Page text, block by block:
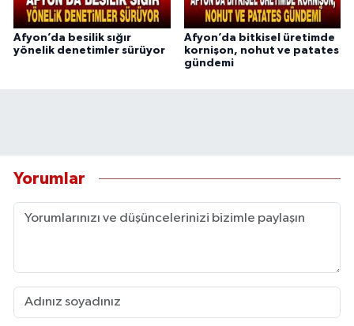
Afyon’da besilik sığır
yönelik denetimler sürüyor
Afyon’da bitkisel üretimde
kornişon, nohut ve patates
gündemi
Yorumlar